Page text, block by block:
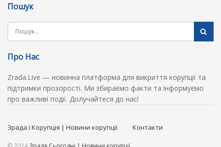
Пошук
Про Нас
Zrada.Live — новинна платформа для викриття корупції та
підтримки прозорості. Ми збираємо факти та інформуємо
про важливі події. Долучайтеся до нас!
Зрада і Корупція | Новини корупції Контакти